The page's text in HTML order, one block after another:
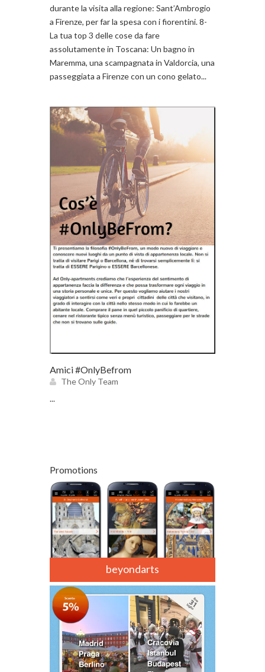
durante la visita alla regione: Sant’Ambrogio
a Firenze, per far la spesa con i fiorentini. 8-
La tua top 3 delle cose da fare
assolutamente in Toscana: Un bagno in
Maremma, una scampagnata in Valdorcia, una
passeggiata a Firenze con un cono gelato...
Amici #OnlyBefrom
The Only Team
...
Promotions
beyondarts